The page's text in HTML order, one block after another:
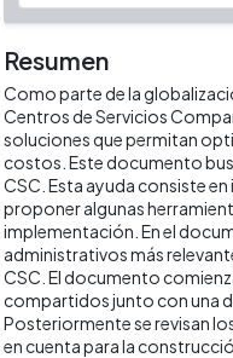
Resumen
Como parte de la
Centros de Servicios
soluciones que permitan
costos. Este documento
CSC. Esta ayuda consiste
proponer algunas
implementación. En el
administrativos más
CSC. El documento
compartidos junto con una
Posteriormente se revisan
en cuenta para la